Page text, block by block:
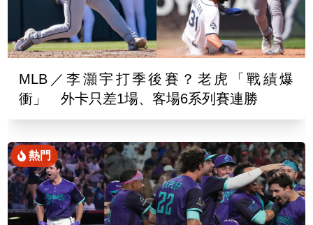
MLB／李灝宇打季後賽？老虎「戰績爆
衝」 外卡只差1場、客場6系列賽連勝
熱門